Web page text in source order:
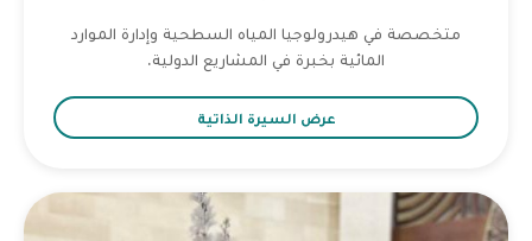
متخصصة في هيدرولوجيا المياه السطحية وإدارة الموارد
المائية بخبرة في المشاريع الدولية.
عرض السيرة الذاتية